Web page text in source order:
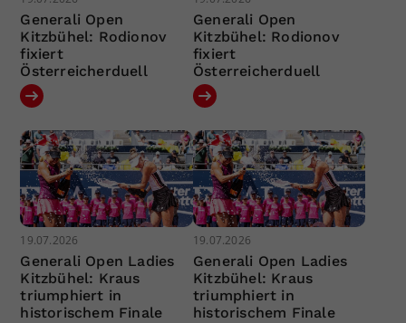
Generali Open
Kitzbühel: Rodionov
fixiert
Österreicherduell
Generali Open
Kitzbühel: Rodionov
fixiert
Österreicherduell
19.07.2026
Generali Open Ladies
Kitzbühel: Kraus
triumphiert in
historischem Finale
19.07.2026
Generali Open Ladies
Kitzbühel: Kraus
triumphiert in
historischem Finale